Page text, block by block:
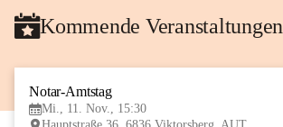
Kommende Veranstaltungen
Notar-Amtstag
Mi., 11. Nov., 15:30